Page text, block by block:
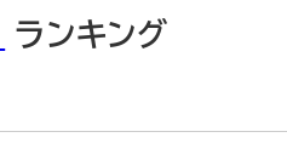
ランキング